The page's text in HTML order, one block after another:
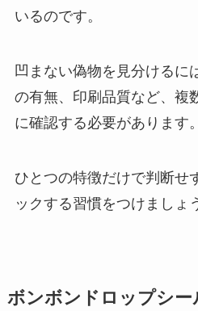
いるのです。
凹まない偽物を見分けるに
の有無、印刷品質など、複
に確認する必要があります。
ひとつの特徴だけで判断せ
ックする習慣をつけましょ
ボンボンドロップシ